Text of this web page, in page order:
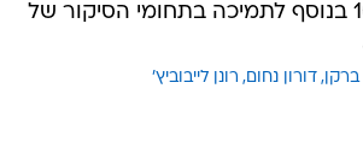
למערכת נענע 10 בנוסף לתמיכה בתחומי הסיקור של
ברקן דורון נחום רונן לייבוביץ'